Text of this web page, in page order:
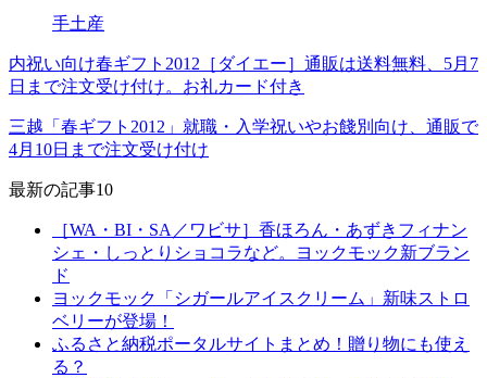
手土産
内祝い向け春ギフト2012［ダイエー］通販は送料無料、5月7
日まで注文受け付け。お礼カード付き
三越「春ギフト2012」就職・入学祝いやお餞別向け、通販で
4月10日まで注文受け付け
最新の記事10
［WA・BI・SA／ワビサ］香ほろん・あずきフィナン
シェ・しっとりショコラなど。ヨックモック新ブラン
ド
ヨックモック「シガールアイスクリーム」新味ストロ
ベリーが登場！
ふるさと納税ポータルサイトまとめ！贈り物にも使え
る？